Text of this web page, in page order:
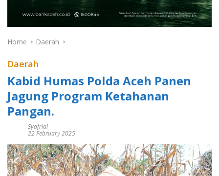
Home Daerah
Daerah
Kabid Humas Polda Aceh Panen
Jagung Program Ketahanan
Pangan.
Syafrial
22 February 2025